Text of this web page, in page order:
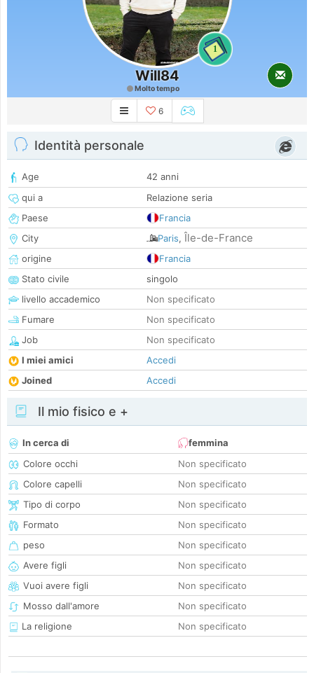
1
Will84
Molto tempo
6
Identità personale
Age
42 anni
qui a
Relazione seria
Paese
Francia
City
Paris, Île-de-France
origine
Francia
Stato civile
singolo
livello accademico
Non specificato
Fumare
Non specificato
Job
Non specificato
I miei amici
Accedi
Joined
Accedi
Il mio fisico e +
In cerca di
femmina
Colore occhi
Non specificato
Colore capelli
Non specificato
Tipo di corpo
Non specificato
Formato
Non specificato
peso
Non specificato
Avere figli
Non specificato
Vuoi avere figli
Non specificato
Mosso dall'amore
Non specificato
La religione
Non specificato